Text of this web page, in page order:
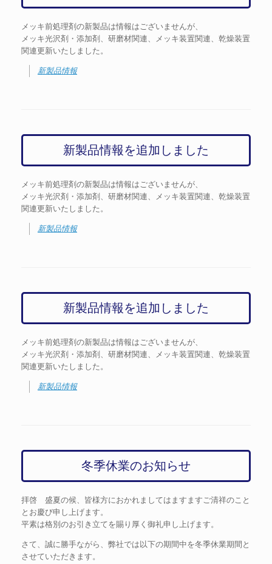
メッキ前処理剤の新製品は情報はございませんが、
メッキ光沢剤・添加剤、研磨材関連、メッキ装置関連、乾燥装置
関連更新いたしました。
新製品情報
新製品情報を追加しました
メッキ前処理剤の新製品は情報はございませんが、
メッキ光沢剤・添加剤、研磨材関連、メッキ装置関連、乾燥装置
関連更新いたしました。
新製品情報
新製品情報を追加しました
メッキ前処理剤の新製品は情報はございませんが、
メッキ光沢剤・添加剤、研磨材関連、メッキ装置関連、乾燥装置
関連更新いたしました。
新製品情報
冬季休業のお知らせ
拝啓 盛夏の候、皆様方におかれましてはますますご清祥のこと
とお慶び申し上げます。
平素は格別のお引き立てを賜り厚く御礼申し上げます。
さて、誠に勝手ながら、弊社では以下の期間中を冬季休業期間と
させていただきます。